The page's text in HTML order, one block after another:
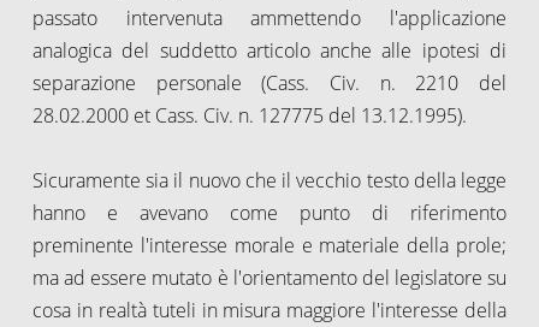
passato intervenuta ammettendo l'applicazione
analogica del suddetto articolo anche alle ipotesi di
separazione personale (Cass. Civ. n. 2210 del
28.02.2000 et Cass. Civ. n. 127775 del 13.12.1995).
Sicuramente sia il nuovo che il vecchio testo della legge
hanno e avevano come punto di riferimento
preminente l'interesse morale e materiale della prole;
ma ad essere mutato è l'orientamento del legislatore su
cosa in realtà tuteli in misura maggiore l'interesse della